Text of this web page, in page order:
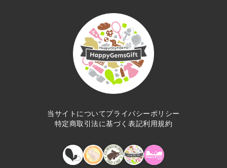
当サイトについてプライバシーポリシー
特定商取引法に基づく表記利用規約